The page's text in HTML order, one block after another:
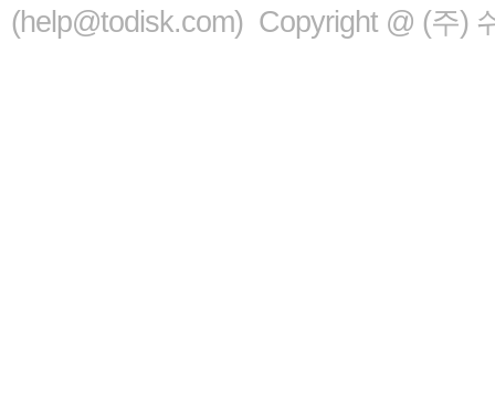
(help@todisk.com) Copyright @ (주)